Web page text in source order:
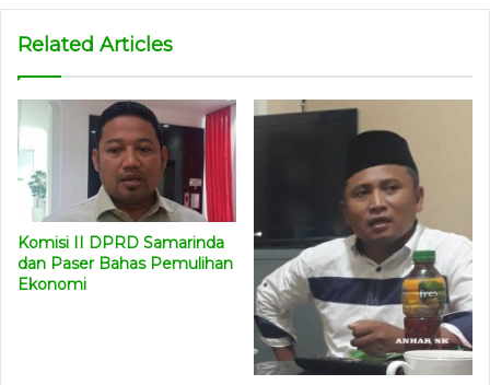
Related Articles
Komisi II DPRD Samarinda
dan Paser Bahas Pemulihan
Ekonomi